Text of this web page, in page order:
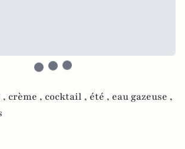
, crème , cocktail , été , eau gazeuse ,